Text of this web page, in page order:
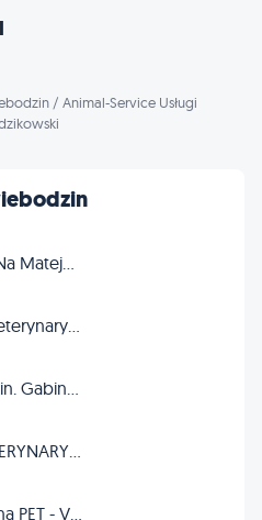
/ Animal-Service Usługi
Gabinet weterynaryjny " Na Matejki "
Paluch Marek. Gabinet weterynaryjny
Animal Pharma Świebodzin. Gabinet weterynaryjny
VETAMICA GABINET WETERYNARYJNY
Przychodnia Weterynaryjna PET - VET spółka cywilna